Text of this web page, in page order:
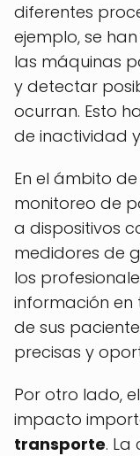
diferentes
ejemplo, se
las máquinas
y detectar
ocurran. Esto
de inactividad
En el ámbito
monitoreo de
a dispositivos
medidores de
los
información en
de sus
precisas y
Por otro lado,
impacto
transporte. La